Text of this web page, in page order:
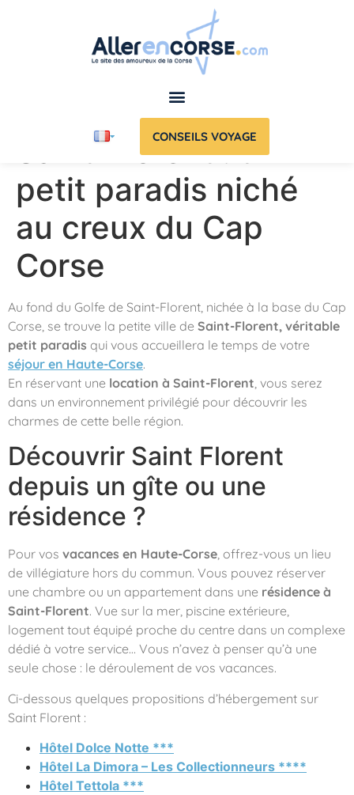
CONSEILS VOYAGE
Saint-Florent : un
petit paradis niché
au creux du Cap
Corse
Au fond du Golfe de Saint-Florent, nichée à la base du Cap
Corse, se trouve la petite ville de Saint-Florent, véritable
petit paradis qui vous accueillera le temps de votre
séjour en Haute-Corse.
En réservant une location à Saint-Florent, vous serez
dans un environnement privilégié pour découvrir les
charmes de cette belle région.
Découvrir Saint Florent
depuis un gîte ou une
résidence ?
Pour vos vacances en Haute-Corse, offrez-vous un lieu
de villégiature hors du commun. Vous pouvez réserver
une chambre ou un appartement dans une résidence à
Saint-Florent. Vue sur la mer, piscine extérieure,
logement tout équipé proche du centre dans un complexe
dédié à votre service… Vous n’avez à penser qu’à une
seule chose : le déroulement de vos vacances.
Ci-dessous quelques propositions d’hébergement sur
Saint Florent :
Hôtel Dolce Notte ***
Hôtel La Dimora – Les Collectionneurs ****
Hôtel Tettola ***